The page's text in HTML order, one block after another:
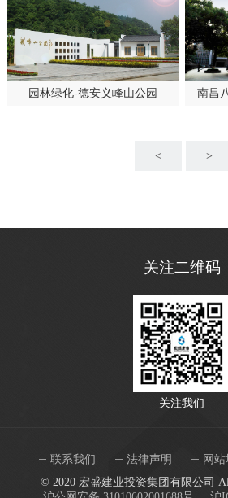
园林绿化-德安义峰山公园 南昌
< >
关注二维码
关注我们
联系我们 法律声明 网站
© 2020 宏盛建业投资集团有限公司